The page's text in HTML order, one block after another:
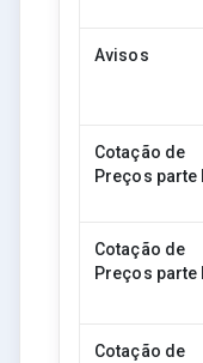
Avisos
Cotação de
Preços parte I
Cotação de
Preços parte II
Cotação de